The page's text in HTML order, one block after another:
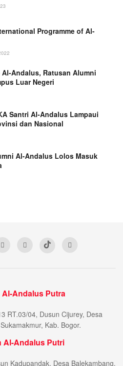
Programme of Al-
Al-Andalus, Ratusan Alumni
Luar Negeri
Santri Al-Andalus Lampaui
dan Nasional
Al-Andalus Lolos Masuk
Al-Andalus Putra
RT.03/04, Dusun Cijurey, Desa
Kab. Bogor.
Al-Andalus Putri
Kadupandak, Desa Balekambang,